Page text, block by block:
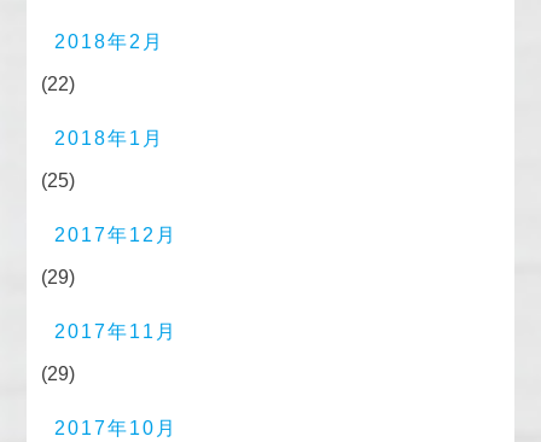
2018年2月
(22)
2018年1月
(25)
2017年12月
(29)
2017年11月
(29)
2017年10月